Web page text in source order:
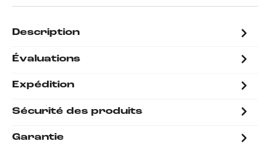
Description
Évaluations
Expédition
Sécurité des produits
Garantie